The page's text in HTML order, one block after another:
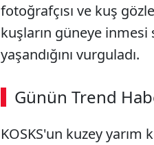
fotoğrafçısı ve kuş
kuşların güneye inmesi
yaşandığını vurguladı.
Günün Trend
KOSKS'un kuzey